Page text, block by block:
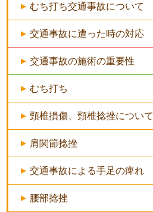
むち打ち交通事故について
交通事故に遭った時の対応
交通事故の施術の重要性
むち打ち
頸椎損傷、頸椎捻挫について
肩関節捻挫
交通事故による手足の痺れ
腰部捻挫